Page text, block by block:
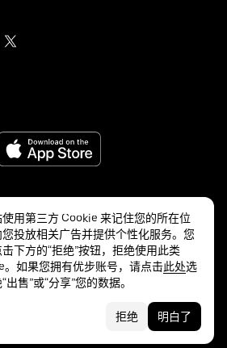
Inc.用第三方 Cookie 来记住您的所在位
您投放相关广告并提供个性化服务。您
下方的“拒绝”按钮，拒绝使用此类
。如果您拥有优步账号，请点击此处选
出售”或“分享”您的数据。
拒绝 明白了